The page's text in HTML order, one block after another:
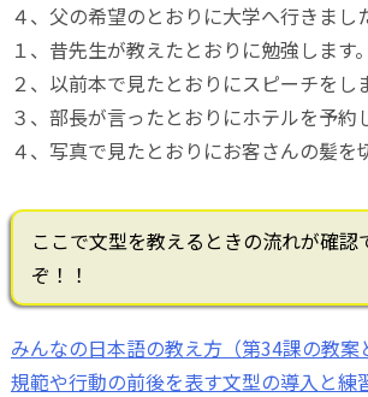
４、父の希望のとおりに大学へ行きまし
１、昔先生が教えたとおりに勉強します。
２、以前本で見たとおりにスピーチをし
３、部長が言ったとおりにホテルを予約
４、写真で見たとおりにお客さんの髪を
ここで文型を教えるときの流れが確認
ぞ！！
みんなの日本語の教え方（第34課の教
規範や行動の前後を表す文型の導入と練